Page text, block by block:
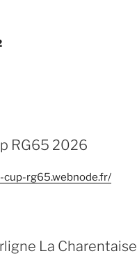
RG65 2026
rg65.webnode.fr/
La Charentaise